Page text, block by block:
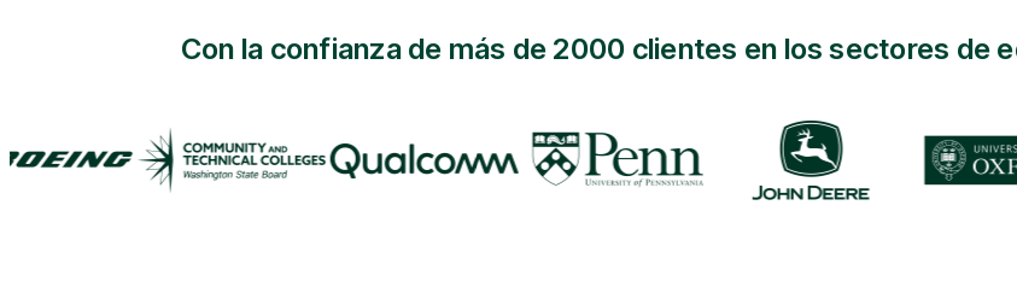
Con la confianza de más de 2000 clientes en los sectores de